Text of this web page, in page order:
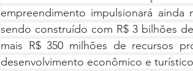
empreendimento impulsionará
sendo construído com R$ 3 bilhões
mais R$ 350 milhões de recursos
desenvolvimento econômico e